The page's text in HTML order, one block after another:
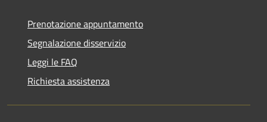
Prenotazione appuntamento
Segnalazione disservizio
Leggi le FAQ
Richiesta assistenza